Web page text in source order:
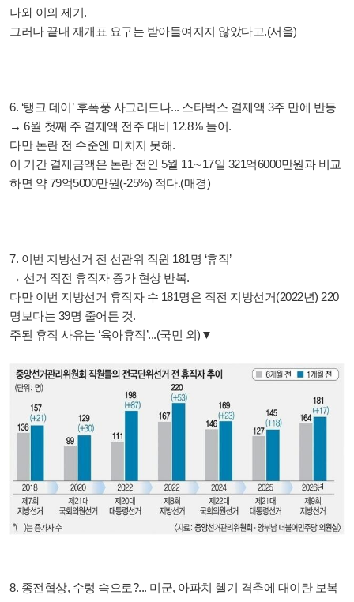
나와 이의 제기.
그러나 끝내 재개표 요구는 받아들여지지 않았다고.(서울)
6. ‘탱크 데이’ 후폭풍 사그러드나... 스타벅스 결제액 3주 만에 반등
→ 6월 첫째 주 결제액 전주 대비 12.8% 늘어.
다만 논란 전 수준엔 미치지 못해.
이 기간 결제금액은 논란 전인 5월 11∼17일 321억6000만원과 비교
하면 약 79억5000만원(-25%) 적다.(매경)
7. 이번 지방선거 전 선관위 직원 181명 ‘휴직’
→ 선거 직전 휴직자 증가 현상 반복.
다만 이번 지방선거 휴직자 수 181명은 직전 지방선거(2022년) 220
명보다는 39명 줄어든 것.
주된 휴직 사유는 ‘육아휴직’...(국민 외)▼
8. 종전협상, 수렁 속으로?... 미군, 아파치 헬기 격추에 대이란 보복